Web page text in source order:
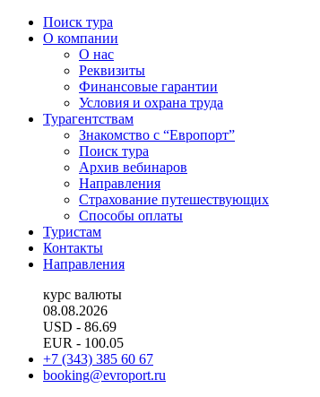
Поиск тура
О компании
О нас
Реквизиты
Финансовые гарантии
Условия и охрана труда
Турагентствам
Знакомство с “Европорт”
Поиск тура
Архив вебинаров
Направления
Страхование путешествующих
Способы оплаты
Туристам
Контакты
Направления
курс валюты
08.08.2026
USD - 86.69
EUR - 100.05
+7 (343) 385 60 67
booking@evroport.ru